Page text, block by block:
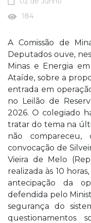
184
A Comissão de
Deputados ouve,
Minas e Energia
Ataíde, sobre a
entrada em
no Leilão de
2026. O colegiado
tratar do tema na
não compareceu,
convocação de
Vieira de Melo
realizada às 10
antecipação da
defendida pelo
segurança do
questionamentos